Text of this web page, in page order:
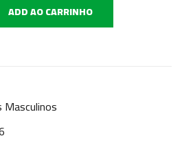
ADD AO CARRINHO